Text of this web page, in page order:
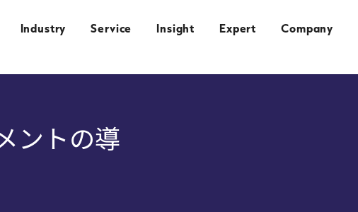
Industry Service Insight Expert Company
ントの導